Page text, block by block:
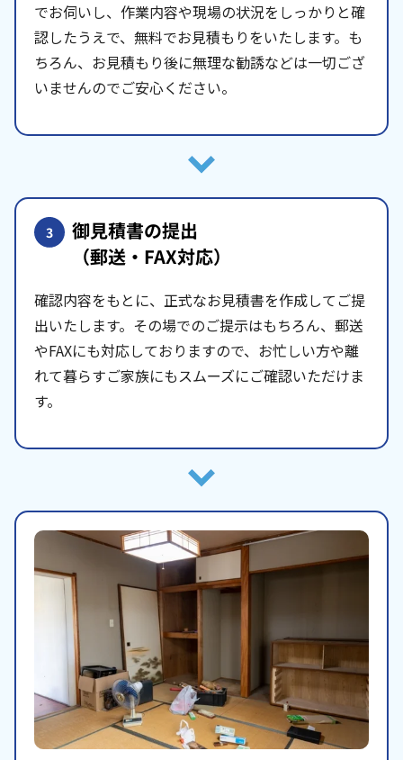
でお伺いし、作業内容や現場の状況をしっかりと確
認したうえで、無料でお見積もりをいたします。も
ちろん、お見積もり後に無理な勧誘などは一切ござ
いませんのでご安心ください。
3 御見積書の提出
（郵送・FAX対応）
確認内容をもとに、正式なお見積書を作成してご提
出いたします。その場でのご提示はもちろん、郵送
やFAXにも対応しておりますので、お忙しい方や離
れて暮らすご家族にもスムーズにご確認いただけま
す。